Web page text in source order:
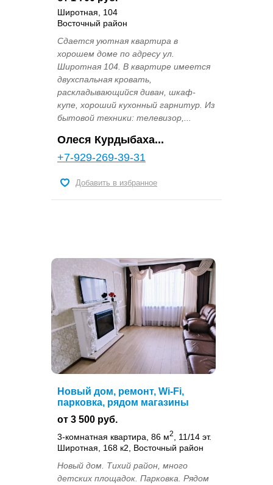
Широтная, 104
Восточный район
Сдается уютная квартира в
хорошем доме по адресу ул.
Широтная 104. В квартире имеется
двухспальная кровать,
раскладывающийся диван, шкаф-
купе, хороший кухонный гарнитур. Из
бытовой техники: телевизор,...
Олеся Курдыбаха...
+7-929-269-39-31
Добавить в избранное
Новый дом, ремонт, Wi-Fi,
парковка, рядом магазины
от 3 500 руб.
3-комнатная квартира, 86 м2
, 11/14 эт.
Широтная, 168 к2, Восточный район
Новый дом. Тихий район, много
детских площадок. Парковка. Рядом